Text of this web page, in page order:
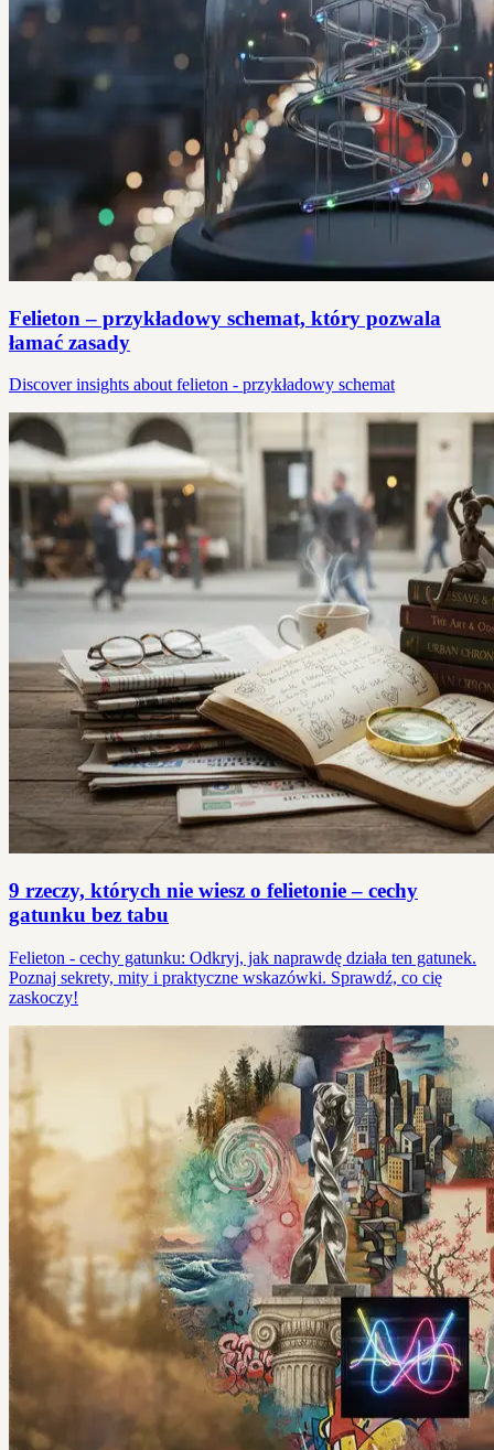
Felieton – przykładowy schemat, który pozwala
łamać zasady
Discover insights about felieton - przykładowy schemat
9 rzeczy, których nie wiesz o felietonie – cechy
gatunku bez tabu
Felieton - cechy gatunku: Odkryj, jak naprawdę działa ten gatunek.
Poznaj sekrety, mity i praktyczne wskazówki. Sprawdź, co cię
zaskoczy!